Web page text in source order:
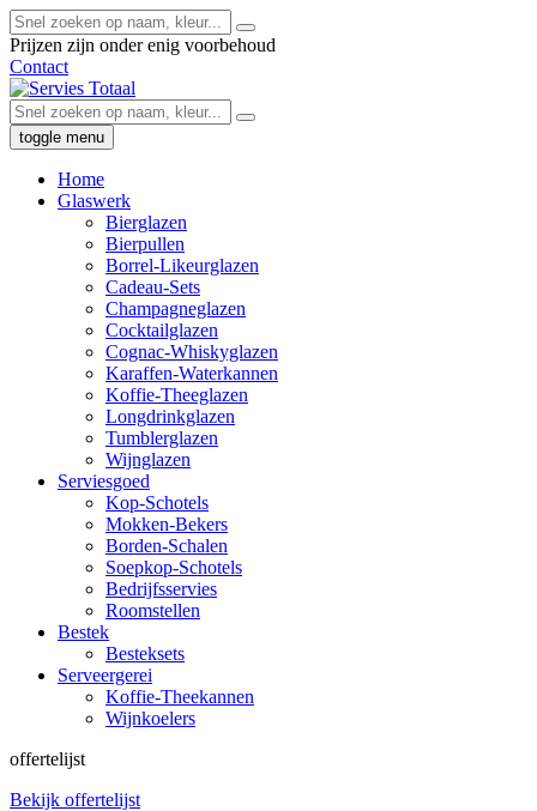
Prijzen zijn onder enig voorbehoud
Contact
toggle menu
Home
Glaswerk
Bierglazen
Bierpullen
Borrel-Likeurglazen
Cadeau-Sets
Champagneglazen
Cocktailglazen
Cognac-Whiskyglazen
Karaffen-Waterkannen
Koffie-Theeglazen
Longdrinkglazen
Tumblerglazen
Wijnglazen
Serviesgoed
Kop-Schotels
Mokken-Bekers
Borden-Schalen
Soepkop-Schotels
Bedrijfsservies
Roomstellen
Bestek
Besteksets
Serveergerei
Koffie-Theekannen
Wijnkoelers
offertelijst
Bekijk offertelijst